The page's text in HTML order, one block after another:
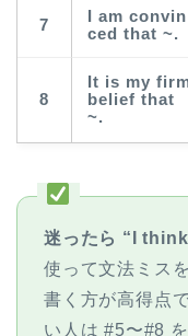
7
I am convin
ced that ~.
8
It is my
belief that
~.
迷ったら “I
使って文法ミス
書く方が高得点
い人は #5〜#8